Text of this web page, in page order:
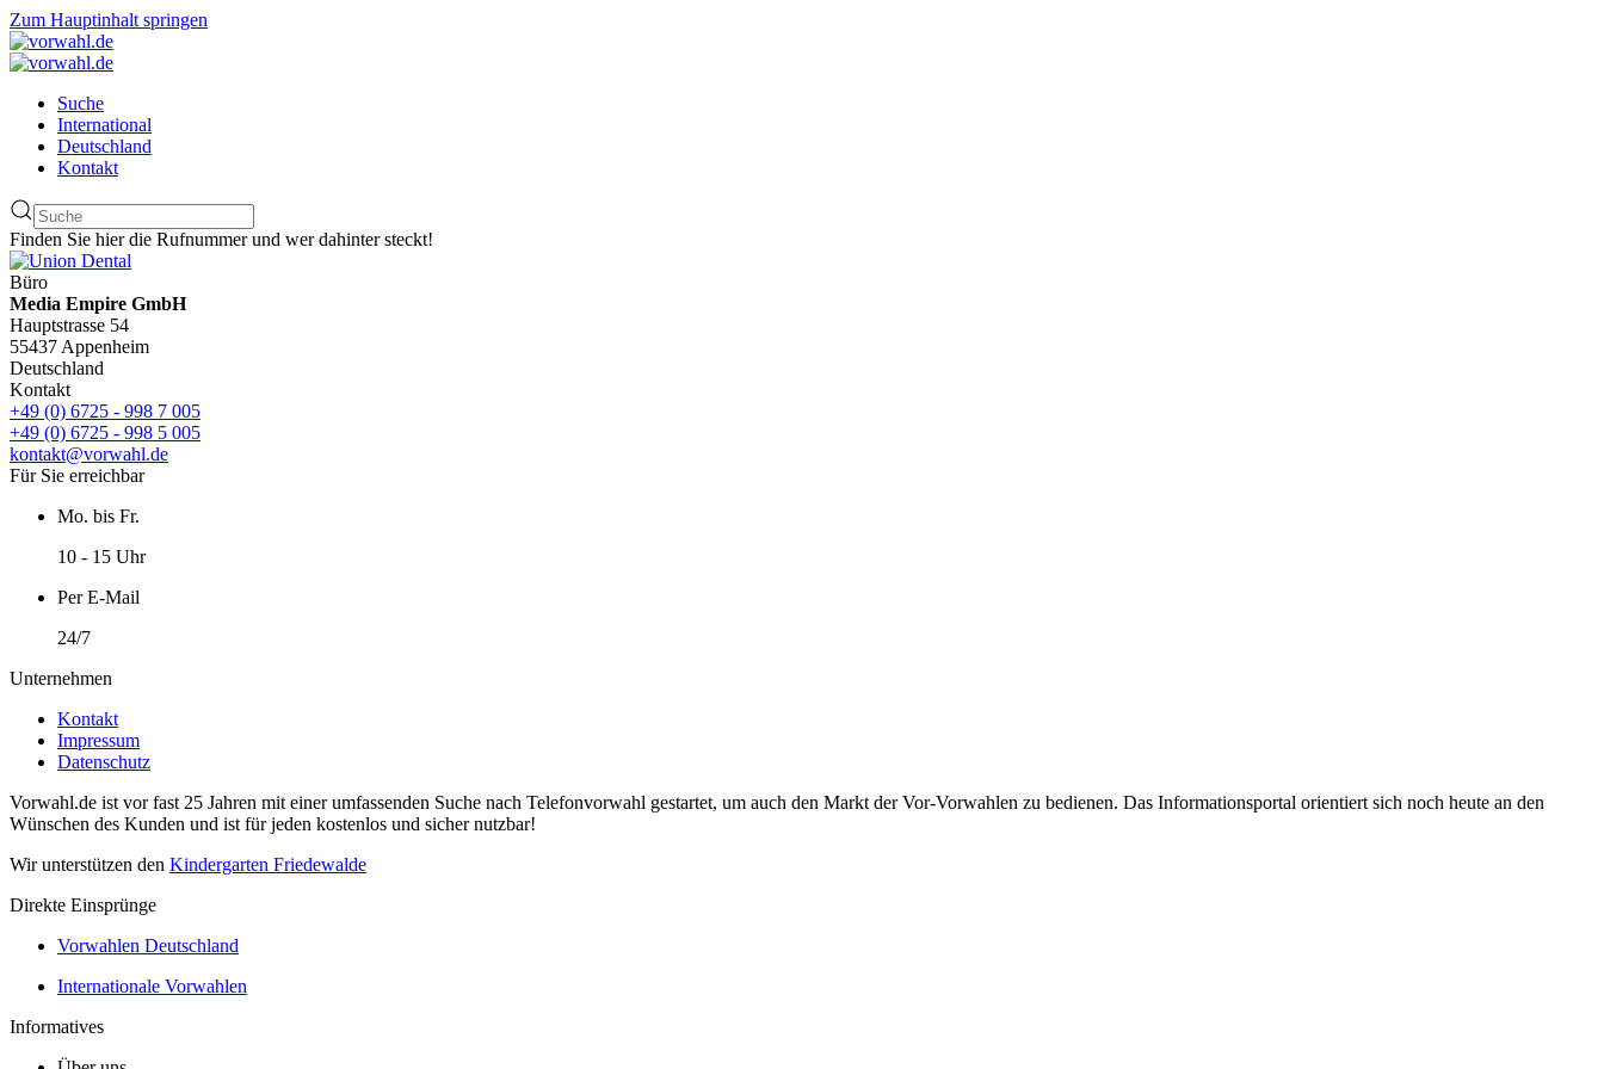
Zum Hauptinhalt springen
Suche
International
Deutschland
Kontakt
Finden Sie hier die Rufnummer und wer dahinter steckt!
Büro
Media Empire GmbH
Hauptstrasse 54
55437 Appenheim
Deutschland
Kontakt
+49 (0) 6725 - 998 7 005
+49 (0) 6725 - 998 5 005
kontakt@vorwahl.de
Für Sie erreichbar
Mo. bis Fr.
10 - 15 Uhr
Per E-Mail
24/7
Unternehmen
Kontakt
Impressum
Datenschutz
Vorwahl.de ist vor fast 25 Jahren mit einer umfassenden Suche nach Telefonvorwahl gestartet, um auch den Markt der Vor-Vorwahlen zu bedienen. Das Informationsportal orientiert sich noch heute an den
Wünschen des Kunden und ist für jeden kostenlos und sicher nutzbar!
Wir unterstützen den Kindergarten Friedewalde
Direkte Einsprünge
Vorwahlen Deutschland
Internationale Vorwahlen
Informatives